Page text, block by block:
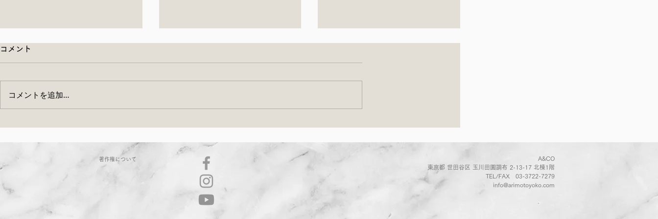
ぬか床ワークショップのご案
6月13日（土）イタリア惣菜
ランチの会 ＆ コーヒー屋さ
ん出店のご案内
NHK きょうの料理 「有元葉
子の梅干し塩漬けぬか漬け」
コメント
コメントを追加…
著作権について
A&CO
東京都 世田谷区 玉川田園調布 2-13-17 北棟1階
TEL/FAX 03-3722-7279
info@arimotoyoko.com